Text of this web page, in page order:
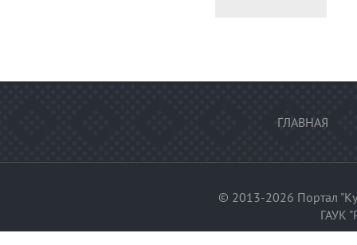
ГЛАВНАЯ
© 2013-2026 Портал
ГАУК